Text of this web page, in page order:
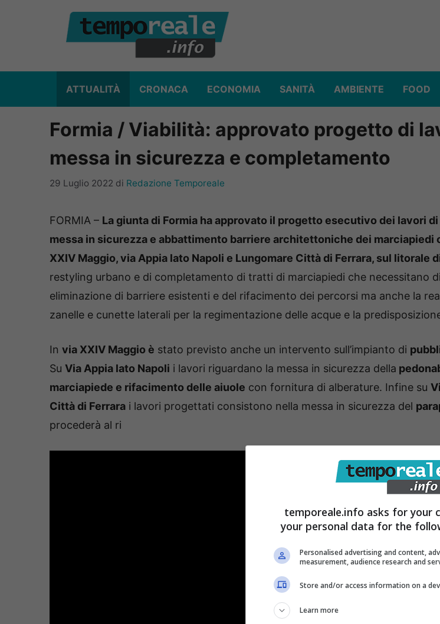
ATTUALITÀ CRONACA ECONOMIA SANITÀ AMBIENTE FOOD
Formia / Viabilità: approvato progetto di
messa in sicurezza e completamento
29 Luglio 2022 di Redazione Temporeale
FORMIA – La giunta di Formia ha approvato il progetto esecutivo dei lavori
messa in sicurezza e abbattimento barriere architettoniche dei marciapiedi
XXIV Maggio, via Appia lato Napoli e Lungomare Città di Ferrara, sul litorale
restyling urbano e di completamento di tratti di marciapiedi che necessitano
eliminazione di barriere esistenti e del rifacimento dei percorsi ma anche la
zanelle e cunette laterali per la regimentazione delle acque e la
In via XXIV Maggio è stato previsto anche un intervento sull’impianto di
Su Via Appia lato Napoli i lavori riguardano la messa in sicurezza della
marciapiede e rifacimento delle aiuole con fornitura di alberature. Infine su
Città di Ferrara i lavori progettati consistono nella messa in sicurezza del
procederà al ri
temporeale.info asks for your
your personal data for the
Personalised advertising and content,
measurement, audience research and
Store and/or access information on a
Learn more